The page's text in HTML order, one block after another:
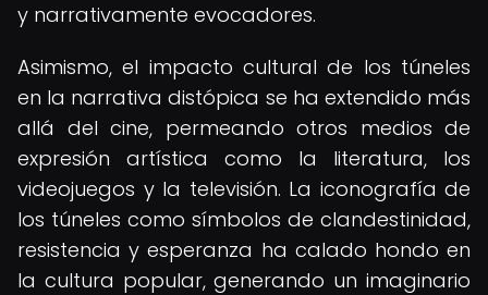
y narrativamente evocadores.
Asimismo, el impacto cultural de los túneles
en la narrativa distópica se ha extendido más
allá del cine, permeando otros medios de
expresión artística como la literatura, los
videojuegos y la televisión. La iconografía de
los túneles como símbolos de clandestinidad,
resistencia y esperanza ha calado hondo en
la cultura popular, generando un imaginario